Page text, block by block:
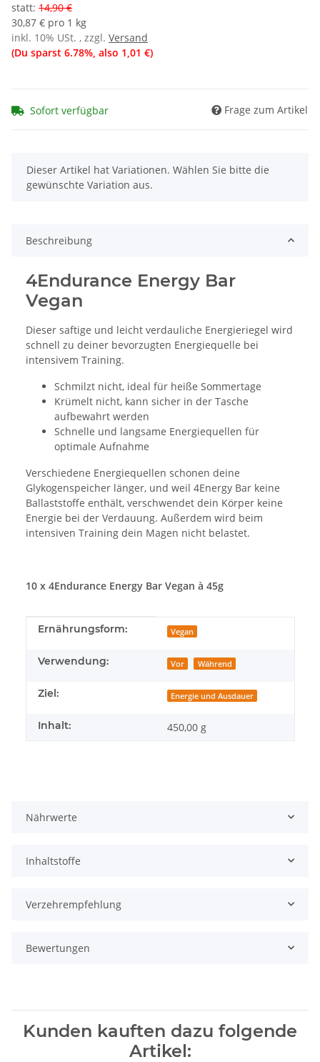
statt: 14,90 €
30,87 € pro 1 kg
inkl. 10% USt. , zzgl. Versand
(Du sparst 6.78%, also 1,01 €)
Sofort verfügbar Frage zum Artikel
x
Dieser Artikel hat Variationen. Wählen Sie bitte die
gewünschte Variation aus.
Beschreibung
4Endurance Energy Bar
Vegan
Dieser saftige und leicht verdauliche Energieriegel wird
schnell zu deiner bevorzugten Energiequelle bei
intensivem Training.
Schmilzt nicht, ideal für heiße Sommertage
Krümelt nicht, kann sicher in der Tasche
aufbewahrt werden
Schnelle und langsame Energiequellen für
optimale Aufnahme
Verschiedene Energiequellen schonen deine
Glykogenspeicher länger, und weil 4Energy Bar keine
Ballaststoffe enthält, verschwendet dein Körper keine
Energie bei der Verdauung. Außerdem wird beim
intensiven Training dein Magen nicht belastet.
10 x 4Endurance Energy Bar Vegan à 45g
Produkteigenschaft
Wert
Ernährungsform: Vegan
Verwendung: Vor Während
Ziel: Energie und Ausdauer
Inhalt: 450,00 g
Nährwerte
Inhaltstoffe
Verzehrempfehlung
Bewertungen
Kunden kauften dazu folgende
Artikel: